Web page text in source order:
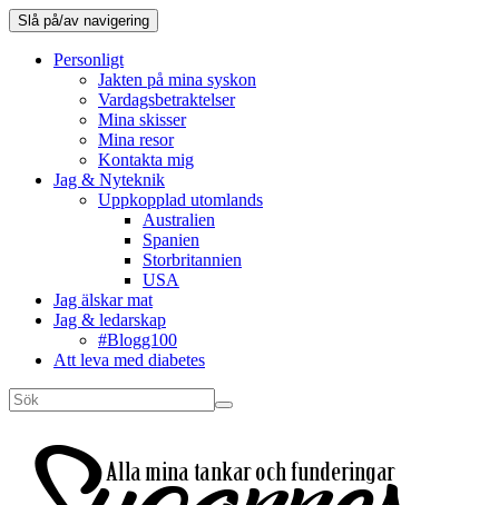
Slå på/av navigering
Personligt
Jakten på mina syskon
Vardagsbetraktelser
Mina skisser
Mina resor
Kontakta mig
Jag & Nyteknik
Uppkopplad utomlands
Australien
Spanien
Storbritannien
USA
Jag älskar mat
Jag & ledarskap
#Blogg100
Att leva med diabetes